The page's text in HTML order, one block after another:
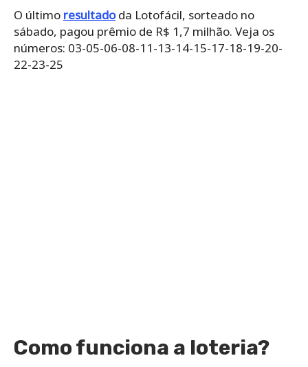
O último resultadoda Lotofácil, sorteado no
sábado, pagou prêmio de R$ 1,7 milhão. Veja os
números: 03-05-06-08-11-13-14-15-17-18-19-20-
22-23-25
Como funciona a loteria?